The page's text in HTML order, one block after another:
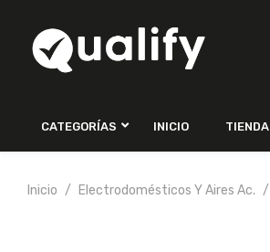
CATEGORÍAS INICIO TIENDA
Inicio Electrodomésticos Y Aires Ac.